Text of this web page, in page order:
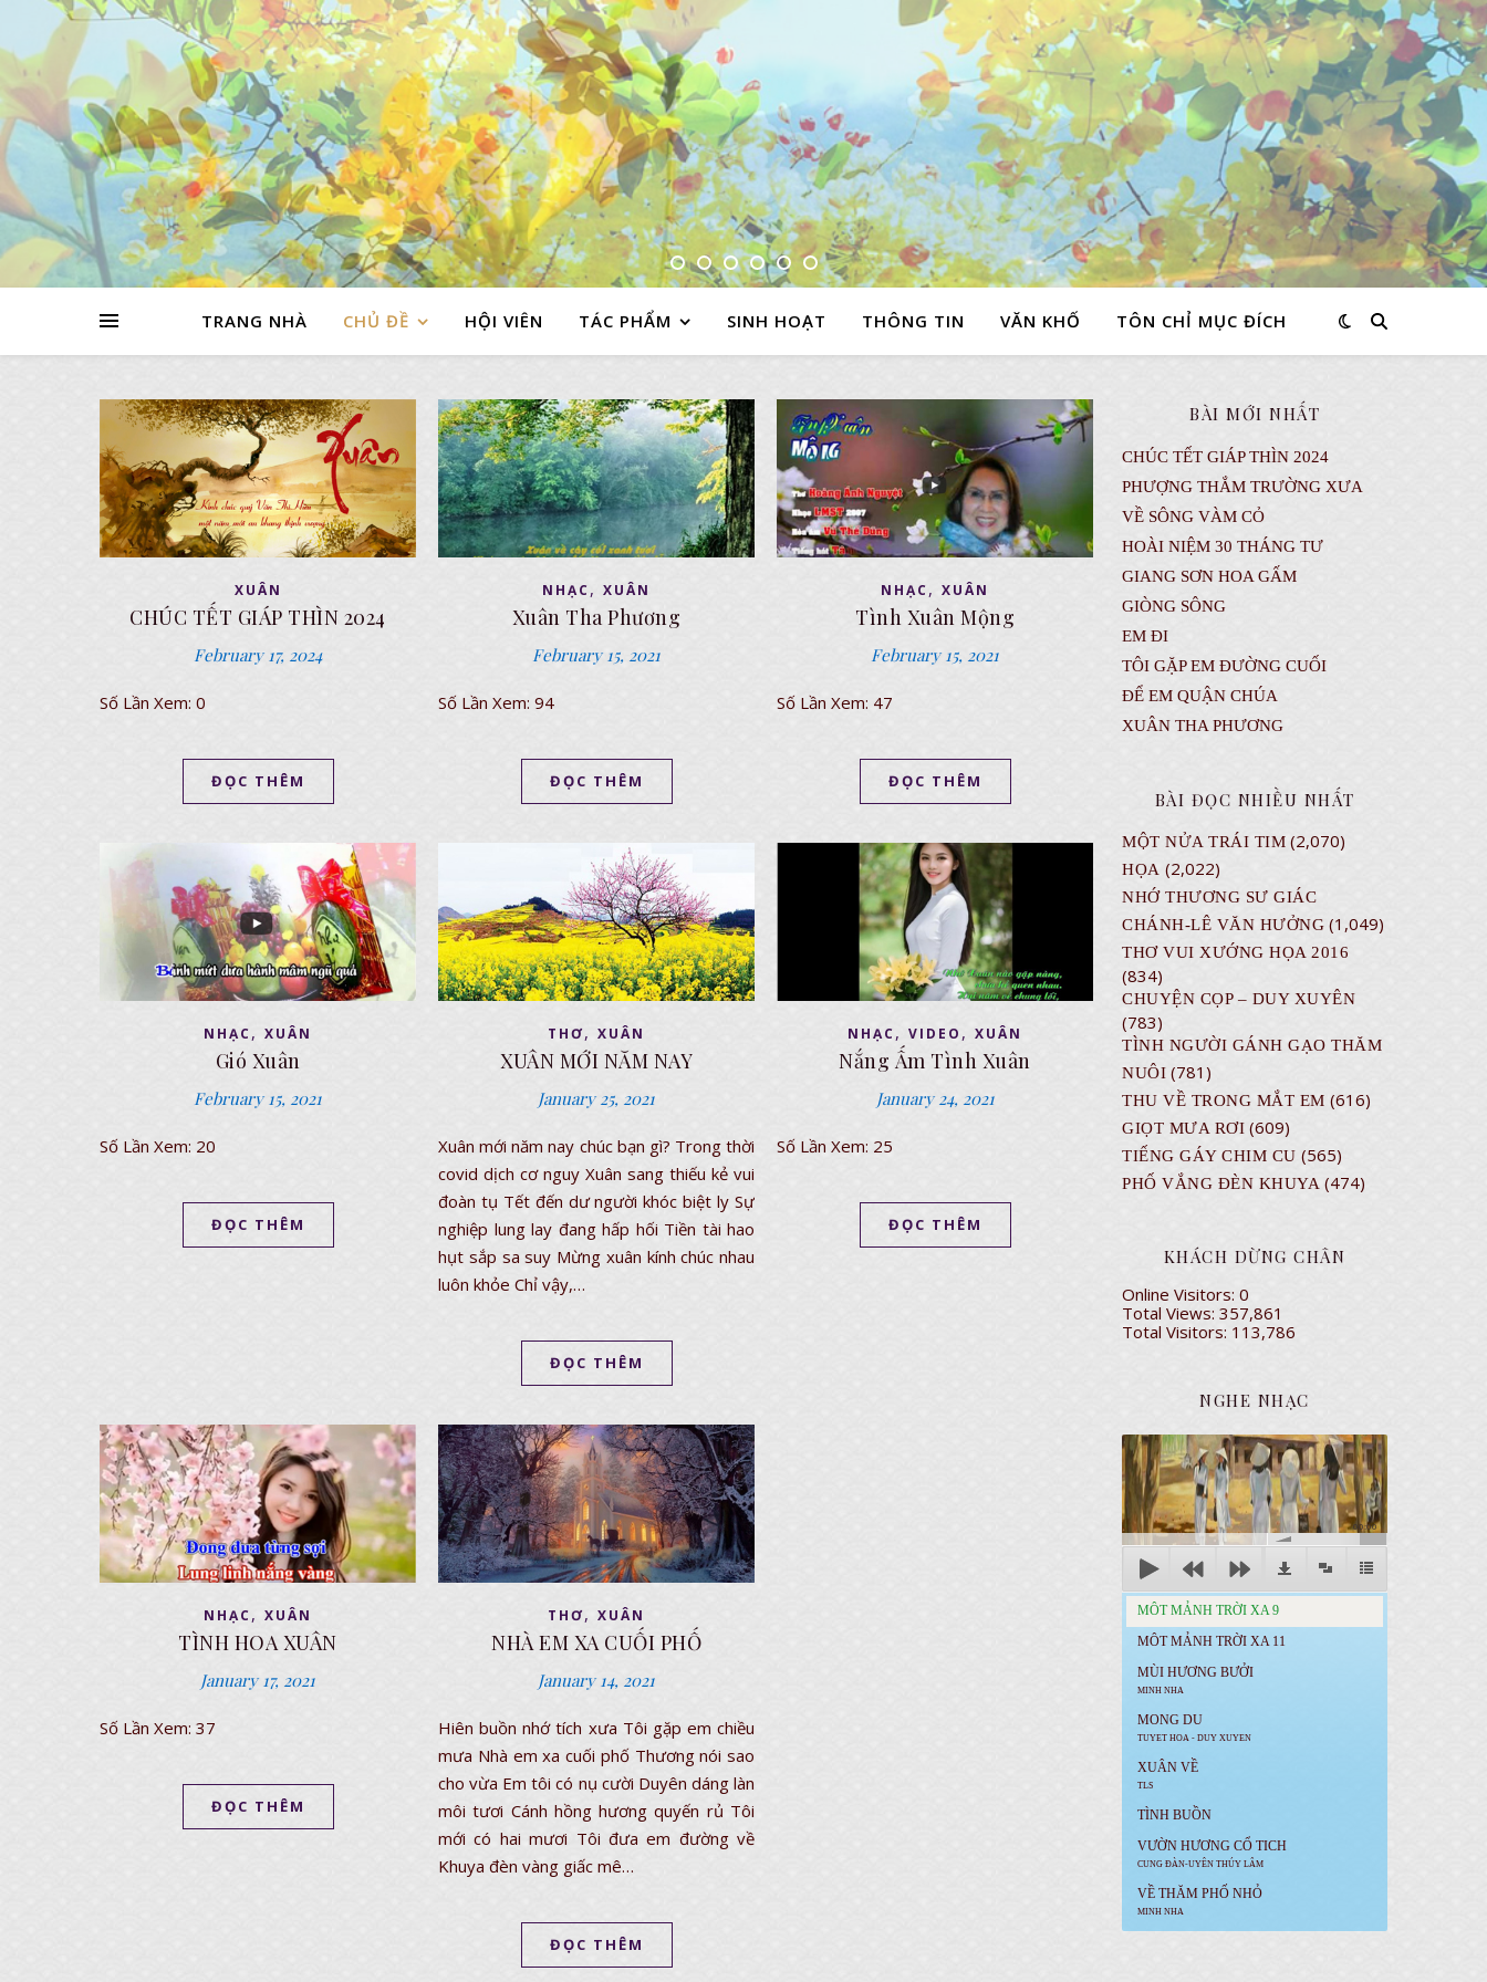
TRANG NHÀ CHỦ ĐỀ HỘI VIÊN TÁC PHẨM SINH HOẠT THÔNG TIN VĂN KHỐ TÔN CHỈ MỤC ĐÍCH
XUÂN
CHÚC TẾT GIÁP THÌN 2024
February 17, 2024
Số Lần Xem: 0
ĐỌC THÊM
NHẠC, XUÂN
Xuân Tha Phương
February 15, 2021
Số Lần Xem: 94
ĐỌC THÊM
NHẠC, XUÂN
Tình Xuân Mộng
February 15, 2021
Số Lần Xem: 47
ĐỌC THÊM
NHẠC, XUÂN
Gió Xuân
February 15, 2021
Số Lần Xem: 20
ĐỌC THÊM
THƠ, XUÂN
XUÂN MỚI NĂM NAY
January 25, 2021
Xuân mới năm nay chúc bạn gì? Trong thời
covid dịch cơ nguy Xuân sang thiếu kẻ vui
đoàn tụ Tết đến dư người khóc biệt ly Sự
nghiệp lung lay đang hấp hối Tiền tài hao
hụt sắp sa suy Mừng xuân kính chúc nhau
luôn khỏe Chỉ vậy,…
ĐỌC THÊM
NHẠC, VIDEO , XUÂN
Nắng Ấm Tình Xuân
January 24, 2021
Số Lần Xem: 25
ĐỌC THÊM
NHẠC, XUÂN
TÌNH HOA XUÂN
January 17, 2021
Số Lần Xem: 37
ĐỌC THÊM
THƠ, XUÂN
NHÀ EM XA CUỐI PHỐ
January 14, 2021
Hiên buồn nhớ tích xưa Tôi gặp em chiều
mưa Nhà em xa cuối phố Thương nói sao
cho vừa Em tôi có nụ cười Duyên dáng làn
môi tươi Cánh hồng hương quyến rủ Tôi
mới có hai mươi Tôi đưa em đường về
Khuya đèn vàng giấc mê…
ĐỌC THÊM
BÀI MỚI NHẤT
CHÚC TẾT GIÁP THÌN 2024
PHƯỢNG THẮM TRƯỜNG XƯA
VỀ SÔNG VÀM CỎ
HOÀI NIỆM 30 THÁNG TƯ
GIANG SƠN HOA GẤM
GIÒNG SÔNG
EM ĐI
TÔI GẶP EM ĐƯỜNG CUỐI
ĐỂ EM QUẬN CHÚA
XUÂN THA PHƯƠNG
BÀI ĐỌC NHIỀU NHẤT
MỘT NỬA TRÁI TIM (2,070)
HỌA (2,022)
NHỚ THƯƠNG SƯ GIÁC
CHÁNH-LÊ VĂN HƯỞNG (1,049)
THƠ VUI XƯỚNG HỌA 2016
(834)
CHUYỆN CỌP – DUY XUYÊN
(783)
TÌNH NGƯỜI GÁNH GẠO THĂM
NUÔI (781)
THU VỀ TRONG MẮT EM (616)
GIỌT MƯA RƠI (609)
TIẾNG GÁY CHIM CU (565)
PHỐ VẮNG ĐÈN KHUYA (474)
KHÁCH DỪNG CHÂN
Online Visitors: 0
Total Views: 357,861
Total Visitors: 113,786
NGHE NHẠC
00:00
MÔT MẢNH TRỜI XA 9
MÔT MẢNH TRỜI XA 11
MÙI HƯƠNG BƯỞI
MINH NHA
MONG DU
TUYET HOA - DUY XUYEN
XUÂN VỀ
TLS
TÌNH BUỒN
VƯỜN HƯƠNG CỔ TICH
CUNG ĐÀN-UYÊN THÚY LÂM
VỀ THĂM PHỐ NHỎ
MINH NHA